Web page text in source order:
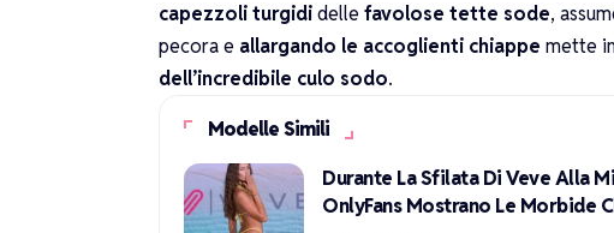
capezzoli turgididelle favolose tette sode,
pecora e allargando le accoglienti chiappe mette
dell’incredibile culo sodo.
Modelle Simili
Durante La Sfilata Di Veve Alla
OnlyFans Mostrano Le Morbide